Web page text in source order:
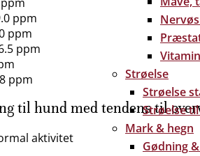
Strøelse
Strøelse
Strøelse
Mark & hegn
Gødning
ppm
ppm
ppm
ppm
til hund med tendens til
aktivitet